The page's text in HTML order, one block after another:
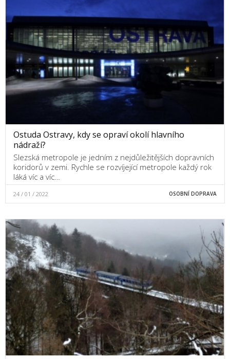
Ostuda Ostravy, kdy se opraví okolí hlavního
nádraží?
Slezská metropole je jedním z nejdůležitějších dopravních
koridorů v zemi. Rychle se rozvíjející metropole každý rok
láká víc a víc…
24 / 01 / 2022 OSOBNÍ DOPRAVA